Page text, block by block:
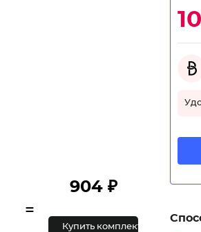
=
904 ₽
Купить комплект